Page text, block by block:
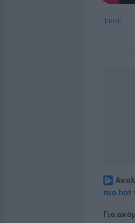
[ΠΗΓΗ]
πιο hot
Για